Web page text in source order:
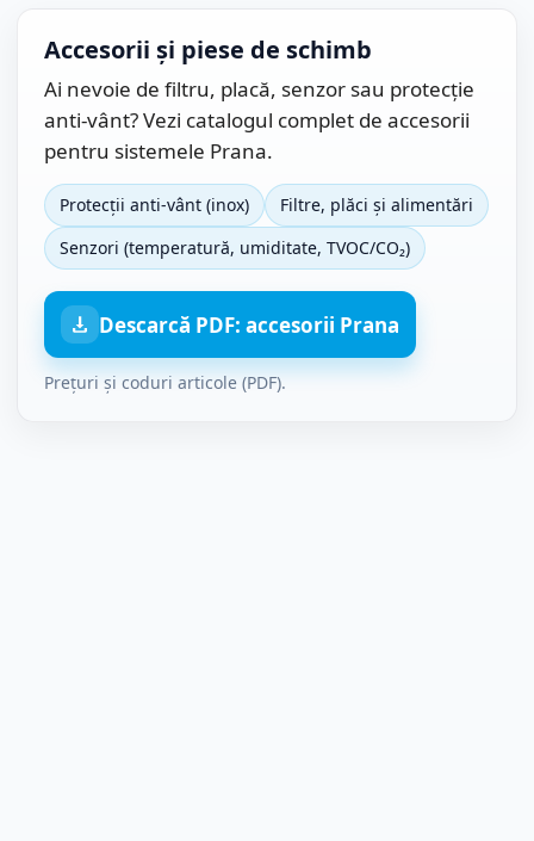
Accesorii și piese de schimb
Ai nevoie de filtru, placă, senzor sau protecție
anti-vânt? Vezi catalogul complet de accesorii
pentru sistemele Prana.
Protecții anti-vânt (inox)
Filtre, plăci și alimentări
Senzori (temperatură, umiditate, TVOC/CO₂)
Descarcă PDF: accesorii Prana
Prețuri și coduri articole (PDF).